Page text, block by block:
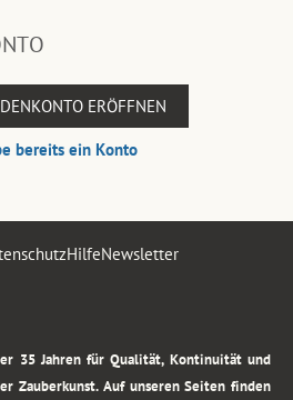
ERÖFFNEN
bereits ein Konto
HilfeNewsletter
35 Jahren für Qualität, Kontinuität und
Zauberkunst. Auf unseren Seiten finden